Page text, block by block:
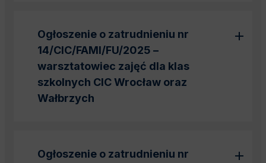
Ogłoszenie o zatrudnieniu nr
14/CIC/FAMI/FU/2025 –
warsztatowiec zajęć dla klas
szkolnych CIC Wrocław oraz
Wałbrzych
Ogłoszenie o zatrudnieniu nr